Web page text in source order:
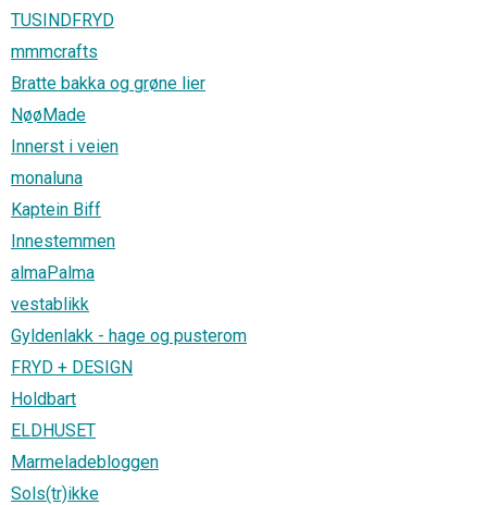
TUSINDFRYD
mmmcrafts
Bratte bakka og grøne lier
NøøMade
Innerst i veien
monaluna
Kaptein Biff
Innestemmen
almaPalma
vestablikk
Gyldenlakk - hage og pusterom
FRYD + DESIGN
Holdbart
ELDHUSET
Marmeladebloggen
Sols(tr)ikke